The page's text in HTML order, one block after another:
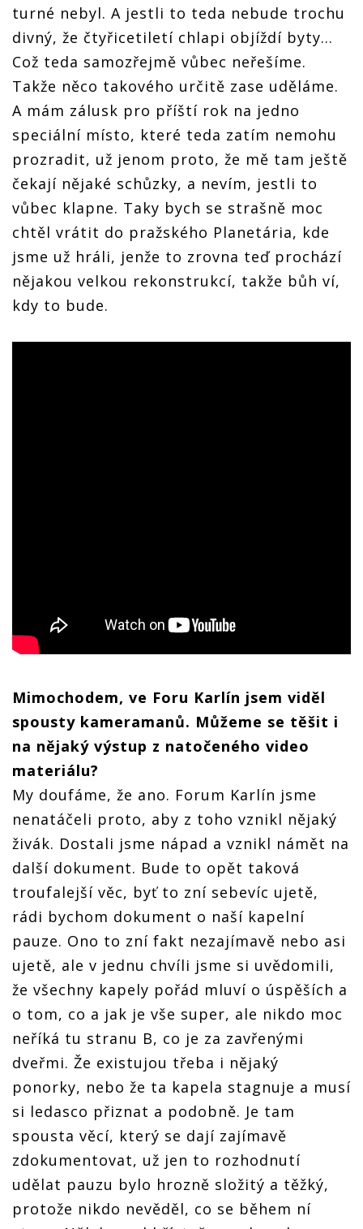
turné nebyl. A jestli to teda nebude trochu
divný, že čtyřicetiletí chlapi objíždí byty…
Což teda samozřejmě vůbec neřešíme.
Takže něco takového určitě zase uděláme.
A mám zálusk pro příští rok na jedno
speciální místo, které teda zatím nemohu
prozradit, už jenom proto, že mě tam ještě
čekají nějaké schůzky, a nevím, jestli to
vůbec klapne. Taky bych se strašně moc
chtěl vrátit do pražského Planetária, kde
jsme už hráli, jenže to zrovna teď prochází
nějakou velkou rekonstrukcí, takže bůh ví,
kdy to bude.
Mimochodem, ve Foru Karlín jsem viděl
spousty kameramanů. Můžeme se těšit i
na nějaký výstup z natočeného video
materiálu?
My doufáme, že ano. Forum Karlín jsme
nenatáčeli proto, aby z toho vznikl nějaký
živák. Dostali jsme nápad a vznikl námět na
další dokument. Bude to opět taková
troufalejší věc, byť to zní sebevíc ujetě,
rádi bychom dokument o naší kapelní
pauze. Ono to zní fakt nezajímavě nebo asi
ujetě, ale v jednu chvíli jsme si uvědomili,
že všechny kapely pořád mluví o úspěších a
o tom, co a jak je vše super, ale nikdo moc
neříká tu stranu B, co je za zavřenými
dveřmi. Že existujou třeba i nějaký
ponorky, nebo že ta kapela stagnuje a musí
si ledasco přiznat a podobně. Je tam
spousta věcí, který se dají zajímavě
zdokumentovat, už jen to rozhodnutí
udělat pauzu bylo hrozně složitý a těžký,
protože nikdo nevěděl, co se během ní